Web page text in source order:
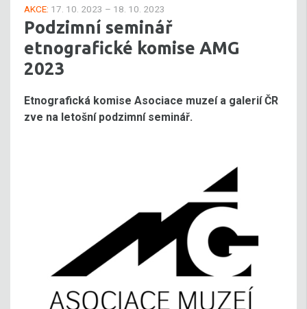
AKCE: 17. 10. 2023 – 18. 10. 2023
Podzimní seminář
etnografické komise AMG
2023
Etnografická komise Asociace muzeí a galerií ČR
zve na letošní podzimní seminář.